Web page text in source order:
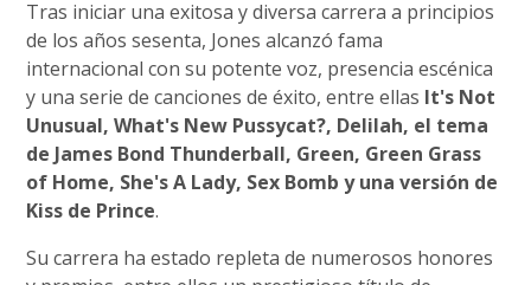
Tras iniciar una exitosa y diversa carrera a principios
de los años sesenta, Jones alcanzó fama
internacional con su potente voz, presencia escénica
y una serie de canciones de éxito, entre ellas It's Not
Unusual, What's New Pussycat?, Delilah, el tema
de James Bond Thunderball, Green, Green Grass
of Home, She's A Lady, Sex Bomb y una versión de
Kiss de Prince.
Su carrera ha estado repleta de numerosos honores